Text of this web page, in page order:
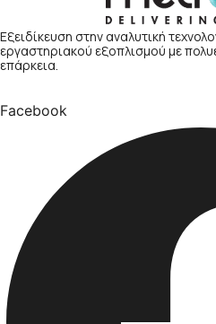
Εξειδίκευση στην αναλυτική
εργαστηριακού εξοπλισμού με
επάρκεια.
Facebook